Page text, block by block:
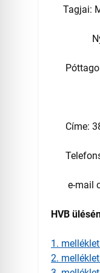
Tagjai:
Címe:
e-mail
HVB
1.
2.